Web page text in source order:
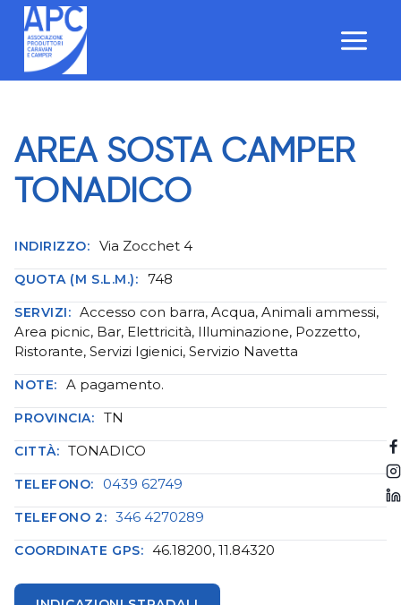
Salta
contenuto
AREA SOSTA CAMPER
TONADICO
INDIRIZZO: Via Zocchet 4
QUOTA (M S.L.M.): 748
SERVIZI: Accesso con barra, Acqua, Animali ammessi,
Area picnic, Bar, Elettricità, Illuminazione, Pozzetto,
Ristorante, Servizi Igienici, Servizio Navetta
NOTE: A pagamento.
PROVINCIA: TN
CITTÀ: TONADICO
TELEFONO: 0439 62749
TELEFONO 2: 346 4270289
COORDINATE GPS: 46.18200, 11.84320